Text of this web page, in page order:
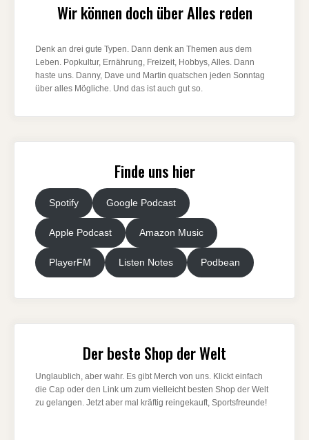
Wir können doch über Alles reden
Denk an drei gute Typen. Dann denk an Themen aus dem
Leben. Popkultur, Ernährung, Freizeit, Hobbys, Alles. Dann
haste uns. Danny, Dave und Martin quatschen jeden Sonntag
über alles Mögliche. Und das ist auch gut so.
Finde uns hier
Spotify Google Podcast
Apple Podcast Amazon Music
PlayerFM Listen Notes Podbean
Der beste Shop der Welt
Unglaublich, aber wahr. Es gibt Merch von uns. Klickt einfach
die Cap oder den Link um zum vielleicht besten Shop der Welt
zu gelangen. Jetzt aber mal kräftig reingekauft, Sportsfreunde!